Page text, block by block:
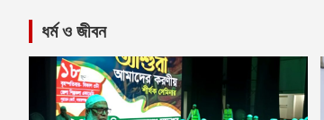
ধর্ম ও জীবন